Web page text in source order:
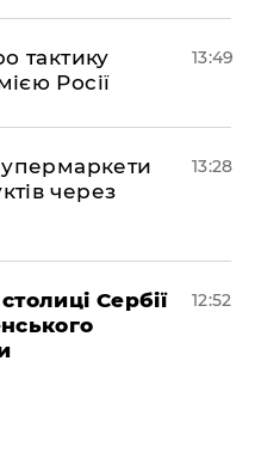
тактику
Росії
13:49
через
13:28
Сербії
12:52